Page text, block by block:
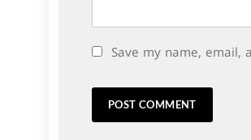
Save my name, email,